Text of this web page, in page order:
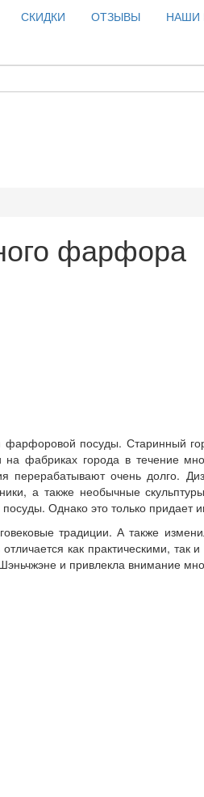
СКИДКИ ОТЗЫВЫ НАШИ
фарфора
фарфоровой посуды. Старинный
фабриках города в течение
перерабатывают очень долго.
а также необычные
Однако это только придает
традиции. А также
как практическими, так и
и привлекла внимание